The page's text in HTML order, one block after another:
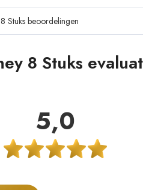
Stuks beoordelingen
8 Stuks
5,0